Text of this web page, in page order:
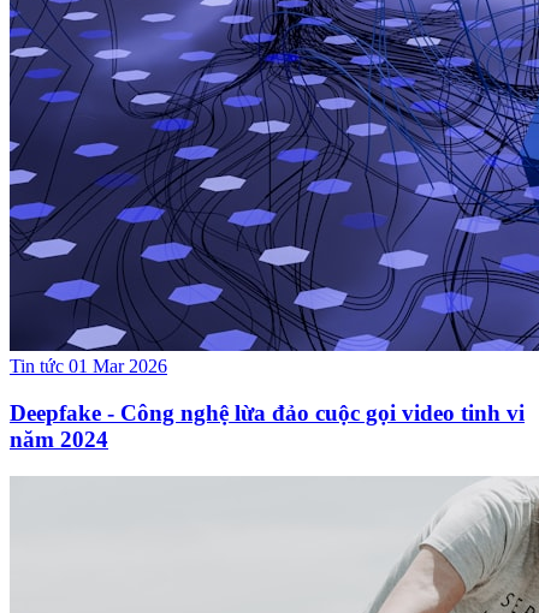
Tin tức 01 Mar 2026
Deepfake - Công nghệ lừa đảo cuộc gọi video tinh vi
năm 2024